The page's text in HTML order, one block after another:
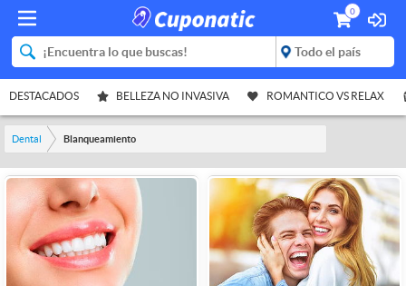
0
DESTACADOS BELLEZA NO INVASIVA ROMANTICO VS RELAX
Dental Blanqueamiento